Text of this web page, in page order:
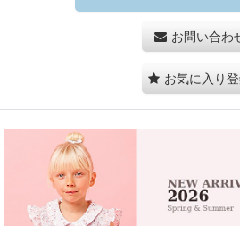
お問い合わ
お気に入り